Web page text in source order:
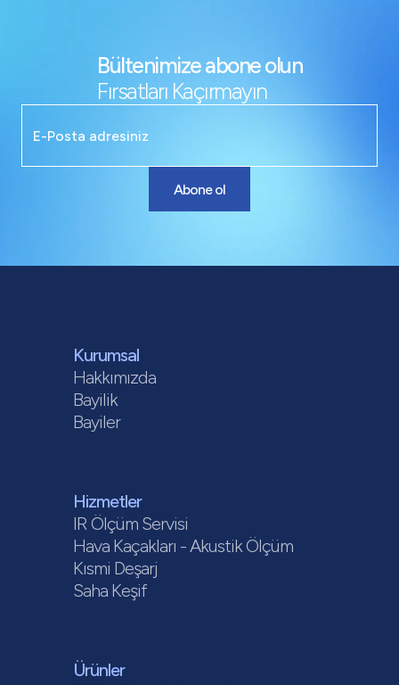
Bültenimize abone olun
Fırsatları Kaçırmayın
Abone ol
Kurumsal
Hakkımızda
Bayilik
Bayiler
Hizmetler
IR Ölçüm Servisi
Hava Kaçakları - Akustik Ölçüm
Kısmi Deşarj
Saha Keşif
Ürünler